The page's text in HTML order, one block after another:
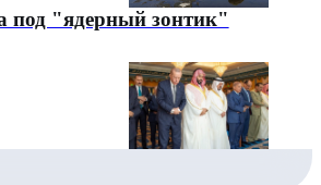
под "ядерный зонтик"